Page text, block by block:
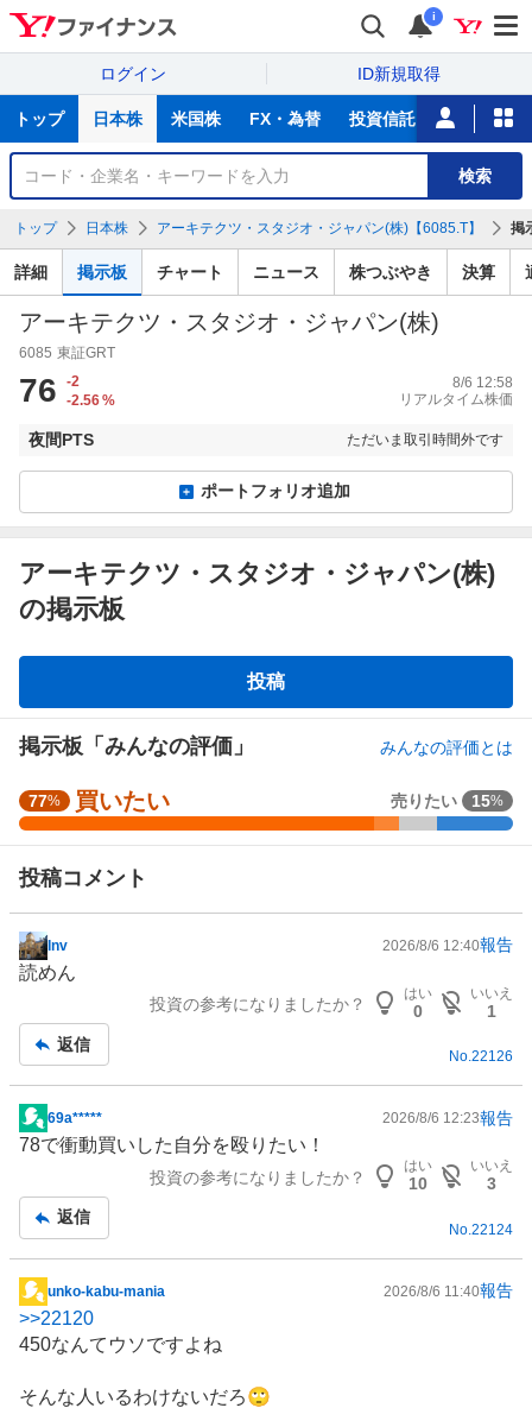
i
ログイン ID新規取得
サ
トップ 日本株 米国株 FX・為替 投資信託 ニュース
銘
検
索
検索
トップ 日本株 アーキテクツ・スタジオ・ジャパン(株)【6085.T】 掲
詳細 掲示板 チャート ニュース 株つぶやき 決算
アーキテクツ・スタジオ・ジャパン(株)
6085 東証GRT
76
-2
-2.56%
8/6 12:58
リアルタイム株価
夜間PTS ただいま取引時間外です
ポートフォリオ追加
アーキテクツ・スタジオ・ジャパン(株)
の掲示板
板
投稿
掲示板「みんなの評価」 みんなの評価とは
強
く
い
い
7
1
9
%
、
買
た
い
5
1
3
%
様
77% 買いたい 売りたい 15%
投稿コメント
掲
示
事
Inv 2026/8/6 12:40報告
読めん
投資の参考になりましたか？
はい
0
いいえ
1
返信
No.22126
掲
示
事
69a***** 2026/8/6 12:23報告
78で衝動買いした自分を殴りたい！
投資の参考になりましたか？
はい
10
いいえ
3
返信
No. 22124
掲
示
板
unko-kabu-mania 2026/8/6 11:40報告
>>22120
450なんてウソですよね
そんな人いるわけないだろ🙄